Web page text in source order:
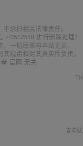
承担相关法律责任。
进行删除处理！
一切后果与本站无关。
观点和对其真实性负责。
官网 无关
喜欢